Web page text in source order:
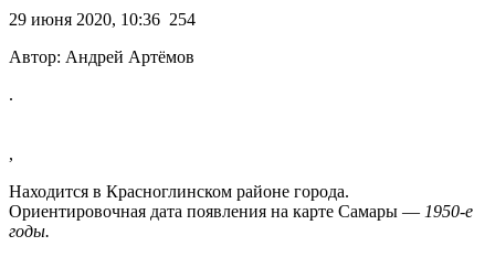
29 июня 2020, 10:36 254
Автор: Андрей Артёмов
.
,
Находится в Красноглинском районе города.
Ориентировочная дата появления на карте Самары — 1950-е
годы.